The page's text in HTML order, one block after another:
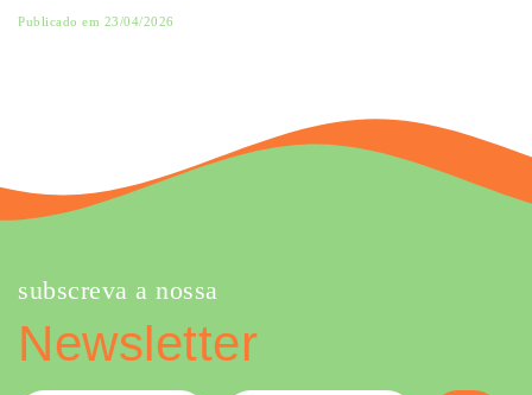
Publicado em 23/04/2026
subscreva a nossa
Newsletter